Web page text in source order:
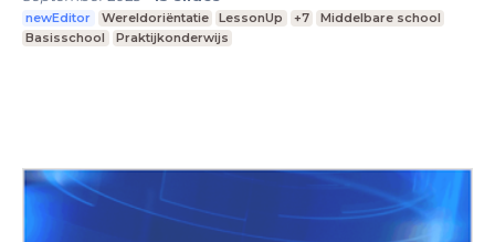
newEditor Wereldoriëntatie LessonUp +7
Middelbare school
Basisschool
Praktijkonderwijs